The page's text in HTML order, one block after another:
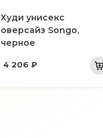
Худи унисекс
оверсайз Songo,
черное
4 206 ₽